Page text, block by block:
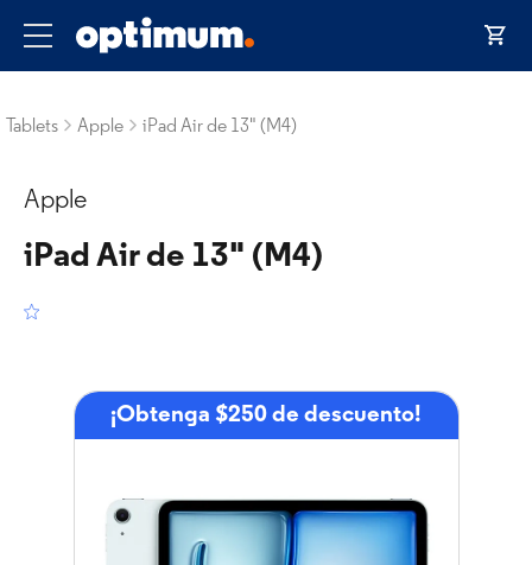
Tablets Apple iPad Air de 13" (M4)
Apple
iPad Air de 13" (M4)
¡Obtenga $250 de descuento!